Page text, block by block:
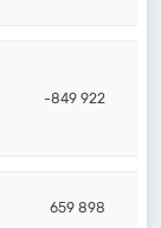
-849 922
659 898